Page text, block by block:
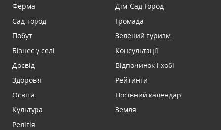
Ферма
Сад-город
Побут
Бізнес у селі
Досвід
Здоров'я
Освіта
Культура
Релігія
Дім-Сад-Город
Громада
Зелений туризм
Консультації
Відпочинок і хобі
Рейтинги
Посівний календар
Земля